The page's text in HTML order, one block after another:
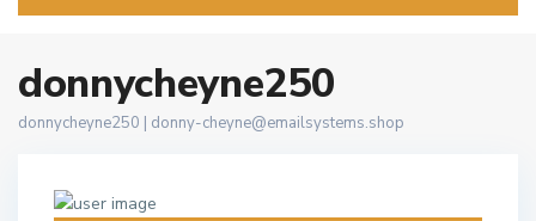
donnycheyne250
donnycheyne250 | donny-cheyne@emailsystems.shop